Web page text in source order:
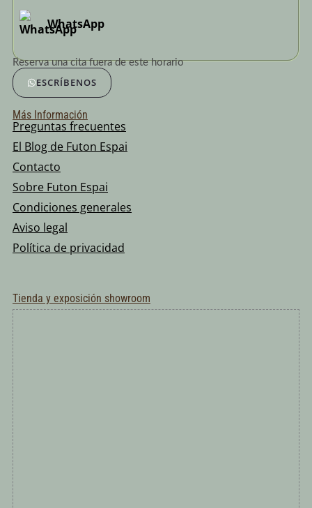
WhatsApp
Reserva una cita fuera de este horario
ESCRÍBENOS
Más Información
Preguntas frecuentes
El Blog de Futon Espai
Contacto
Sobre Futon Espai
Condiciones generales
Aviso legal
Política de privacidad
Tienda y exposición showroom